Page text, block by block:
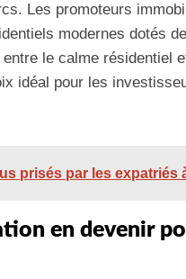
Les promoteurs
modernes dotés
le calme résidentiel
idéal pour les
prisés par les expatriés
en devenir